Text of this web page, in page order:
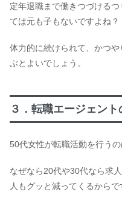
定年退職まで働きつづける
ては元も子もないですよね？
体力的に続けられて、かつ
ぶとよいでしょう。
３．転職エージェント
50代女性が転職活動を行う
なぜなら20代や30代なら求
人もグッと減ってくるからで